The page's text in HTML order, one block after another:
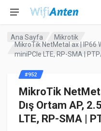
Ana Sayfa
Mikrotik
MikroTik NetMetal ax | IP66
miniPCIe LTE, RP-SMA |
MikroTik
Dış Ortam AP,
LTE, RP-SMA |
#952